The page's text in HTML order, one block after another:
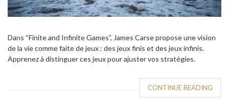
Dans “Finite and Infinite Games”, James Carse propose une vision
de la vie comme faite de jeux : des jeux finis et des jeux infinis.
Apprenez à distinguer ces jeux pour ajuster vos stratégies.
CONTINUE READING